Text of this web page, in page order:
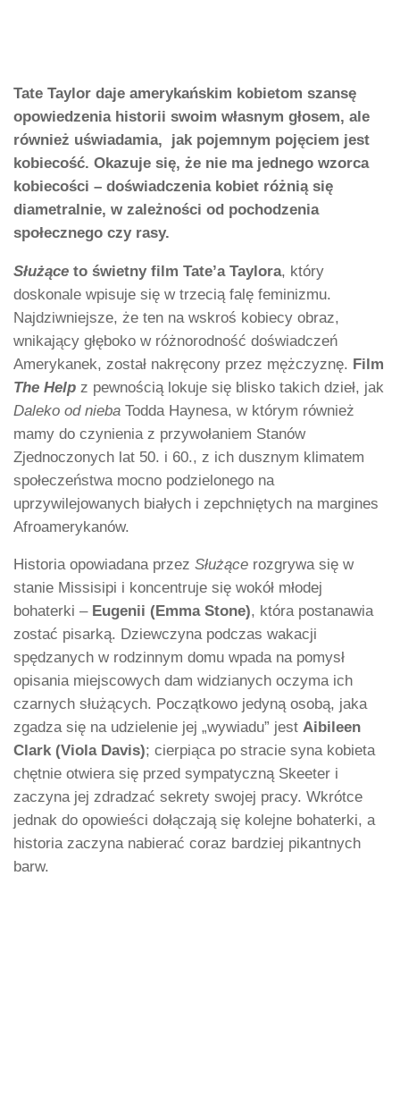
Tate Taylor daje amerykańskim kobietom szansę
opowiedzenia historii swoim własnym głosem, ale
również uświadamia, jak pojemnym pojęciem jest
kobiecość. Okazuje się, że nie ma jednego wzorca
kobiecości – doświadczenia kobiet różnią się
diametralnie, w zależności od pochodzenia
społecznego czy rasy.
Służące to świetny film Tate’a Taylora, który
doskonale wpisuje się w trzecią falę feminizmu.
Najdziwniejsze, że ten na wskroś kobiecy obraz,
wnikający głęboko w różnorodność doświadczeń
Amerykanek, został nakręcony przez mężczyznę. Film
The Help z pewnością lokuje się blisko takich dzieł, jak
Daleko od nieba Todda Haynesa, w którym również
mamy do czynienia z przywołaniem Stanów
Zjednoczonych lat 50. i 60., z ich dusznym klimatem
społeczeństwa mocno podzielonego na
uprzywilejowanych białych i zepchniętych na margines
Afroamerykanów.
Historia opowiadana przez Służące rozgrywa się w
stanie Missisipi i koncentruje się wokół młodej
bohaterki – Eugenii (Emma Stone), która postanawia
zostać pisarką. Dziewczyna podczas wakacji
spędzanych w rodzinnym domu wpada na pomysł
opisania miejscowych dam widzianych oczyma ich
czarnych służących. Początkowo jedyną osobą, jaka
zgadza się na udzielenie jej „wywiadu” jest Aibileen
Clark (Viola Davis); cierpiąca po stracie syna kobieta
chętnie otwiera się przed sympatyczną Skeeter i
zaczyna jej zdradzać sekrety swojej pracy. Wkrótce
jednak do opowieści dołączają się kolejne bohaterki, a
historia zaczyna nabierać coraz bardziej pikantnych
barw.